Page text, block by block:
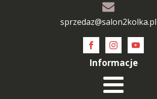
sprzedaz@salon2kolka.pl
Informacje